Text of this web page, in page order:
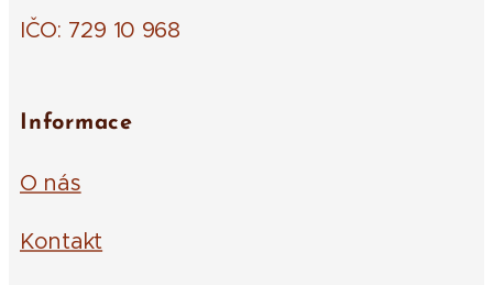
IČO: 729 10 968
Informace
O nás
Kontakt